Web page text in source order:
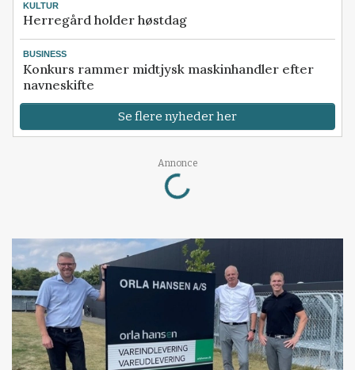
KULTUR
Herregård holder høstdag
BUSINESS
Konkurs rammer midtjysk maskinhandler efter
navneskifte
Se flere nyheder her
Annonce
Loading...